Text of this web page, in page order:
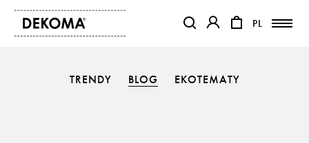
PL
PL
TRENDY BLOG EKOTEMATY